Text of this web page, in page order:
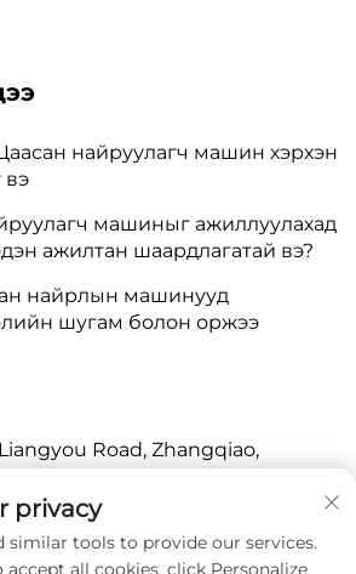
найруулагч машин хэрхэн
вэ
машиныг ажиллуулахад
ажилтан шаардлагатай вэ?
найрлын машинууд
шугам болон оржээ
Liangyou Road, Zhangqiao,
Pingyang, Wenzhou City,
China 325409
privacy
similar tools to provide our services.
all cookies, click Personalize